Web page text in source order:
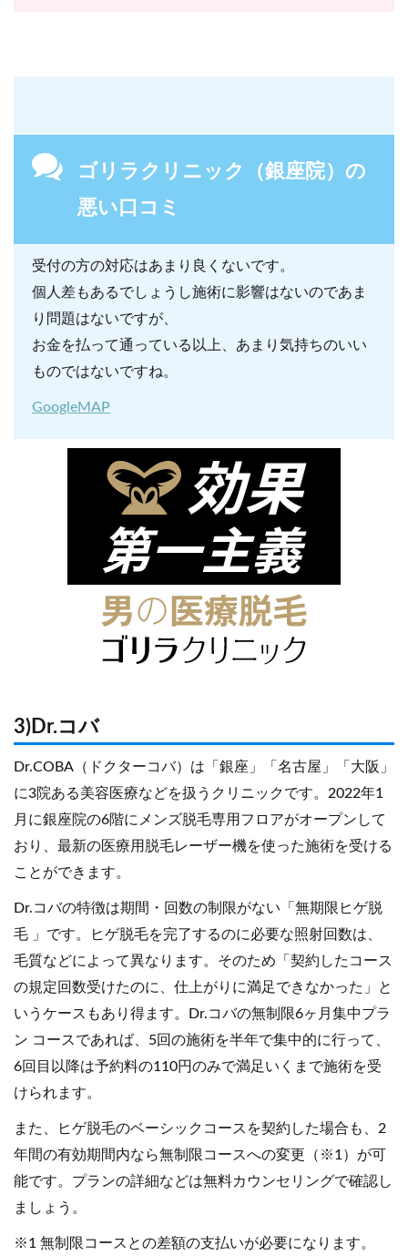
ゴリラクリニック（銀座院）の
悪い口コミ
受付の方の対応はあまり良くないです。
個人差もあるでしょうし施術に影響はないのであま
り問題はないですが、
お金を払って通っている以上、あまり気持ちのいい
ものではないですね。
GoogleMAP
3)Dr.コバ
Dr.COBA（ドクターコバ）は「銀座」「名古屋」「大阪」
に3院ある美容医療などを扱うクリニックです。2022年1
月に銀座院の6階にメンズ脱毛専用フロアがオープンして
おり、最新の医療用脱毛レーザー機を使った施術を受ける
ことができます。
Dr.コバの特徴は期間・回数の制限がない「無期限ヒゲ脱
毛 」です。ヒゲ脱毛を完了するのに必要な照射回数は、
毛質などによって異なります。そのため「契約したコース
の規定回数受けたのに、仕上がりに満足できなかった」と
いうケースもあり得ます。Dr.コバの無制限6ヶ月集中プラ
ン コースであれば、5回の施術を半年で集中的に行って、
6回目以降は予約料の110円のみで満足いくまで施術を受
けられます。
また、ヒゲ脱毛のベーシックコースを契約した場合も、2
年間の有効期間内なら無制限コースへの変更（※1）が可
能です。プランの詳細などは無料カウンセリングで確認し
ましょう。
※1 無制限コースとの差額の支払いが必要になります。